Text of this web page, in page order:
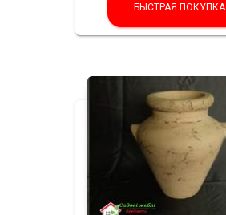
БЫСТРАЯ ПОКУПКА